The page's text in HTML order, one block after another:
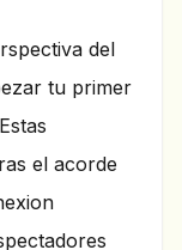
del
tu primer
el acorde